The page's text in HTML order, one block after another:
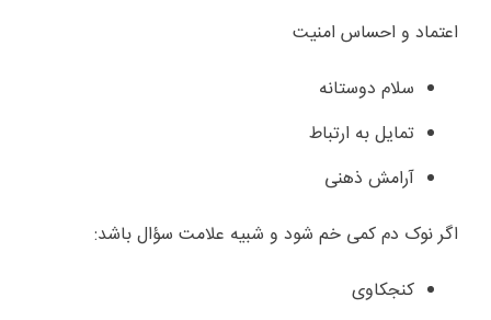
اعتماد و احساس امنیت
سلام دوستانه
تمایل به ارتباط
آرامش ذهنی
اگر نوک دم کمی خم شود و شبیه علامت سؤال باشد:
کنجکاوی